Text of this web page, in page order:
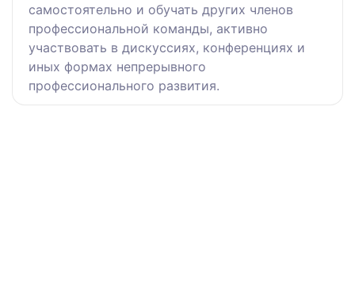
самостоятельно и обучать других членов
профессиональной команды, активно
участвовать в дискуссиях, конференциях и
иных формах непрерывного
профессионального развития.